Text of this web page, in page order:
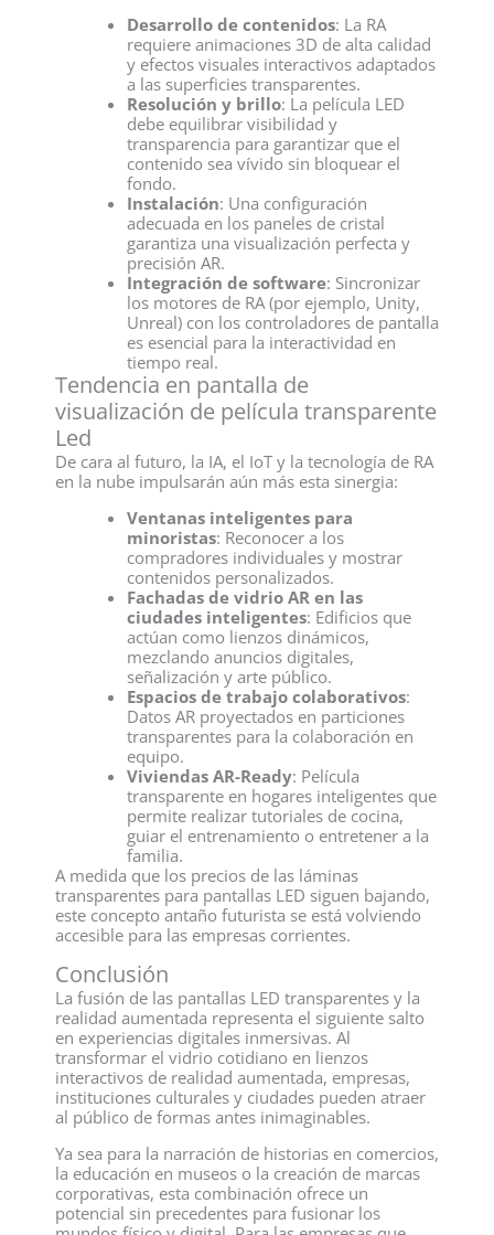
Desarrollo de contenidos: La RA
requiere animaciones 3D de alta calidad
y efectos visuales interactivos adaptados
a las superficies transparentes.
Resolución y brillo: La película LED
debe equilibrar visibilidad y
transparencia para garantizar que el
contenido sea vívido sin bloquear el
fondo.
Instalación: Una configuración
adecuada en los paneles de cristal
garantiza una visualización perfecta y
precisión AR.
Integración de software: Sincronizar
los motores de RA (por ejemplo, Unity,
Unreal) con los controladores de pantalla
es esencial para la interactividad en
tiempo real.
Tendencia en pantalla de
visualización de película transparente
Led
De cara al futuro, la IA, el IoT y la tecnología de RA
en la nube impulsarán aún más esta sinergia:
Ventanas inteligentes para
minoristas: Reconocer a los
compradores individuales y mostrar
contenidos personalizados.
Fachadas de vidrio AR en las
ciudades inteligentes: Edificios que
actúan como lienzos dinámicos,
mezclando anuncios digitales,
señalización y arte público.
Espacios de trabajo colaborativos:
Datos AR proyectados en particiones
transparentes para la colaboración en
equipo.
Viviendas AR-Ready: Película
transparente en hogares inteligentes que
permite realizar tutoriales de cocina,
guiar el entrenamiento o entretener a la
familia.
A medida que los precios de las láminas
transparentes para pantallas LED siguen bajando,
este concepto antaño futurista se está volviendo
accesible para las empresas corrientes.
Conclusión
La fusión de las pantallas LED transparentes y la
realidad aumentada representa el siguiente salto
en experiencias digitales inmersivas. Al
transformar el vidrio cotidiano en lienzos
interactivos de realidad aumentada, empresas,
instituciones culturales y ciudades pueden atraer
al público de formas antes inimaginables.
Ya sea para la narración de historias en comercios,
la educación en museos o la creación de marcas
corporativas, esta combinación ofrece un
potencial sin precedentes para fusionar los